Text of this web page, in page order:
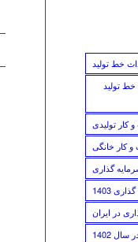
خط تولید
تولید
کار تولیدی
کار خانگی
گذاری
1403
در ایران
1402